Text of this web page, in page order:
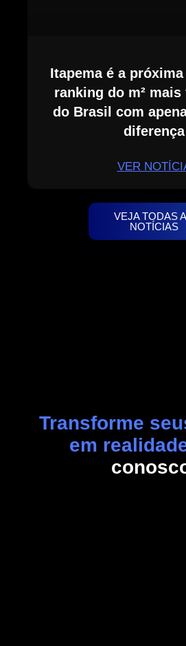
Itapema é a
ranking do m²
do Brasil com
diferença
VER
VEJA TODAS
NOTÍCIAS
Transforme
em